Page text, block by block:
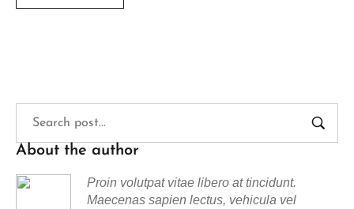
About the author
Proin volutpat vitae libero at tincidunt.
Maecenas sapien lectus, vehicula vel